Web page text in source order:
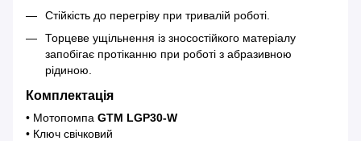
Стійкість до перегріву при тривалій роботі.
Торцеве ущільнення із зносостійкого матеріалу
запобігає протіканню при роботі з абразивною
рідиною.
Комплектація
• Мотопомпа GTM LGP30-W
• Ключ свічковий